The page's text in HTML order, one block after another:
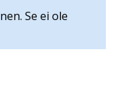
Se ei ole